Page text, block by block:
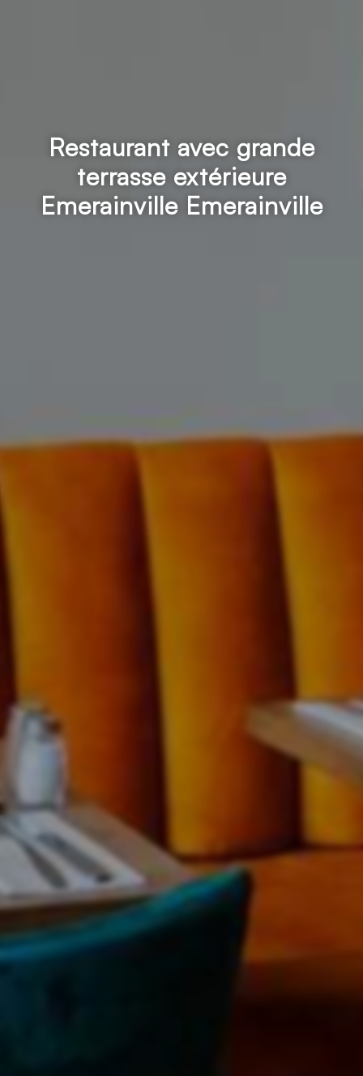
Restaurant avec grande
terrasse extérieure
Emerainville Emerainville